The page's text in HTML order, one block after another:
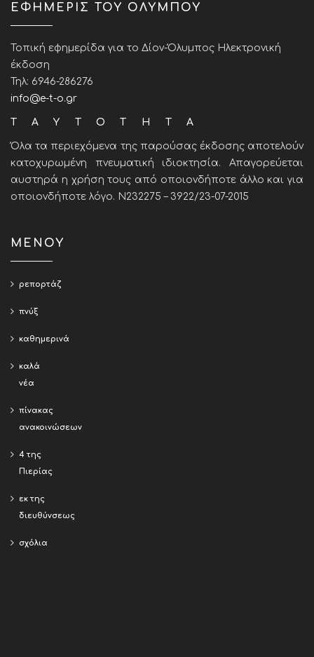
ΕΦΗΜΕΡΙΣ ΤΟΥ ΟΛΥΜΠΟΥ
Τοπική εφημερίδα για το Δίον-Όλυμπος Ηλεκτρονική
έκδοση
Τηλ: 6946-286276
info@e-t-o.gr
ΤΑΥΤΟΤΗΤΑ
Όλα τα περιεχόμενα της παρούσας έκδοσης αποτελούν
κατοχυρωμένη πνευματική ιδιοκτησία. Απαγορεύεται
αυστηρά η χρήση τους από οποιονδήποτε άλλο και για
οποιονδήποτε λόγο. Ν232275 – 3922/23-07-2015
ΜΕΝΟΥ
ρεπορτάζ
πνύξ
καθημερινά
καλά
νέα
πίνακας
ανακοινώσεων
4 της
Πιερίας
εκ της
διευθύνσεως
σχόλια